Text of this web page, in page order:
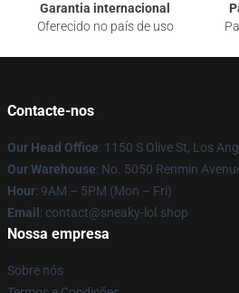
Garantia internacional
Oferecido no país de uso
Contacte-nos
Our Head Office: 1150 S Olive St, Los
Our Warehouse: No. 5050 Renmin
Hour: 9AM – 5PM (Mon – Fri)
Email : contact@sneaky-lol.shop
Nossa empresa
Sobre nós